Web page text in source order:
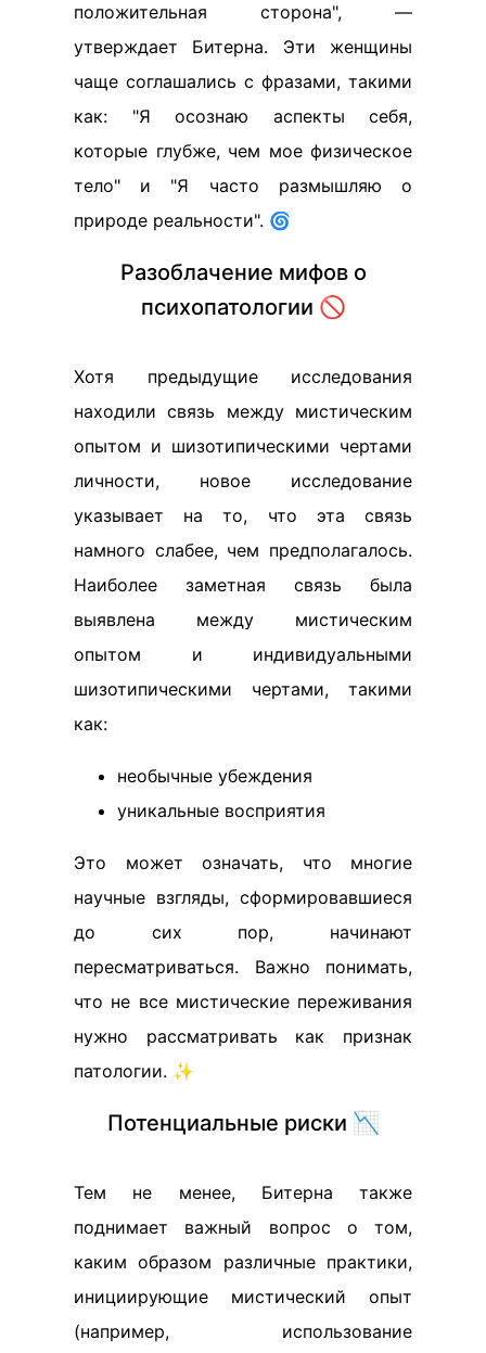
положительная сторона", —
утверждает Битерна. Эти женщины
чаще соглашались с фразами, такими
как: "Я осознаю аспекты себя,
которые глубже, чем мое физическое
тело" и "Я часто размышляю о
природе реальности". 🌀
Разоблачение мифов о
психопатологии 🚫
Хотя предыдущие исследования
находили связь между мистическим
опытом и шизотипическими чертами
личности, новое исследование
указывает на то, что эта связь
намного слабее, чем предполагалось.
Наиболее заметная связь была
выявлена между мистическим
опытом и индивидуальными
шизотипическими чертами, такими
как:
необычные убеждения
уникальные восприятия
Это может означать, что многие
научные взгляды, сформировавшиеся
до сих пор, начинают
пересматриваться. Важно понимать,
что не все мистические переживания
нужно рассматривать как признак
патологии. ✨
Потенциальные риски 📉
Тем не менее, Битерна также
поднимает важный вопрос о том,
каким образом различные практики,
инициирующие мистический опыт
(например, использование